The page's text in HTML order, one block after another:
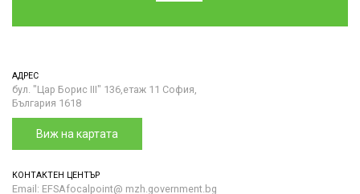
АДРЕС
бул. "Цар Борис III" 136,етаж 11 София,
България 1618
Виж на картата
КОНТАКТЕН ЦЕНТЪР
Email: EFSAfocalpoint@ mzh.government.bg